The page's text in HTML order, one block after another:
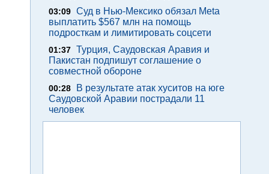
03:09 Суд в Нью-Мексико обязал Meta
выплатить $567 млн на помощь
подросткам и лимитировать соцсети
01:37 Турция, Саудовская Аравия и
Пакистан подпишут соглашение о
совместной обороне
00:28
В результате атак хуситов на юге
Саудовской Аравии пострадали 11
человек